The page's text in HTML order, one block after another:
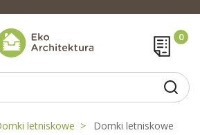
letniskowe
Domki letniskowe